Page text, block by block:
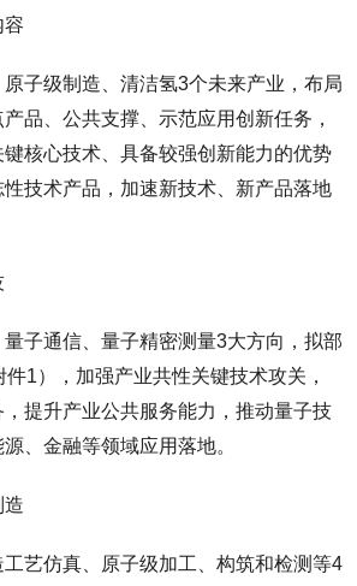
容
子级制造、清洁氢3个未来产业，布局
品、公共支撑、示范应用创新任务，
核心技术、具备较强创新能力的优势
技术产品，加速新技术、新产品落地
子通信、量子精密测量3大方向，拟部
1），加强产业共性关键技术攻关，
提升产业公共服务能力，推动量子技
、金融等领域应用落地。
造
工艺仿真、原子级加工、构筑和检测等4